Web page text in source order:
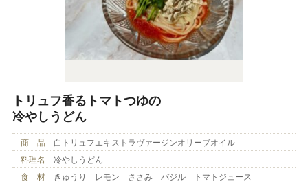
トリュフ香るトマトつゆの
冷やしうどん
商 品
白トリュフエキストラヴァージンオリーブオイル
料理名
冷やしうどん
食 材
きゅうり レモン ささみ バジル トマトジュース